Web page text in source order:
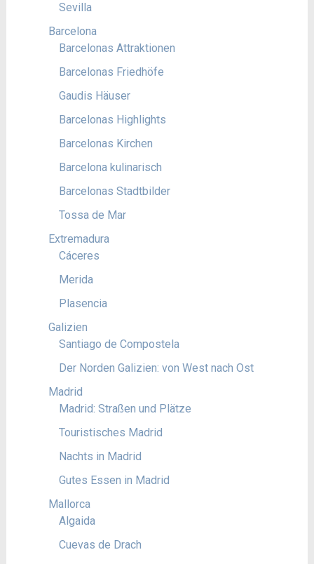
Sevilla
Barcelona
Barcelonas Attraktionen
Barcelonas Friedhöfe
Gaudis Häuser
Barcelonas Highlights
Barcelonas Kirchen
Barcelona kulinarisch
Barcelonas Stadtbilder
Tossa de Mar
Extremadura
Cáceres
Merida
Plasencia
Galizien
Santiago de Compostela
Der Norden Galizien: von West nach Ost
Madrid
Madrid: Straßen und Plätze
Touristisches Madrid
Nachts in Madrid
Gutes Essen in Madrid
Mallorca
Algaida
Cuevas de Drach